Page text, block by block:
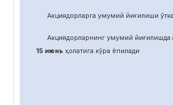
Акциядорларга умумий йиғилиши
Акциядорларнинг умумий йиғилишда
15 июнь ҳолатига кўра ёпилади